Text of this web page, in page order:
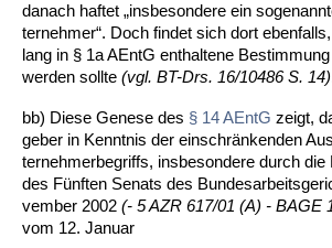
da­nach haf­tet „ins­be­son­de­re ein
ter­neh­mer“. Doch fin­det sich dort
lang in § 1a AEntG ent­hal­te­ne
wer­den soll­te (vgl. BT-Drs. 16/10486 S. 14)
bb) Die­se Ge­ne­se des § 14 AEntG zeigt,
ge­ber in Kennt­nis der ein­schränken­den
ter­neh­mer­be­griffs, ins­be­son­de­re durch die
des Fünf­ten Se­nats des
vem­ber 2002 (- 5 AZR 617/01 (A) - BA­GE
vom 12. Ja­nu­ar